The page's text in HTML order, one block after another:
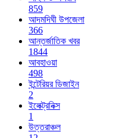
859
আদমদিঘী উপজেলা
366
আন্তর্জাতিক খবর
1844
আবহাওয়া
498
ইন্টেরিয়র ডিজাইন
2
ইলেক্ট্রনিক্স
1
উত্তরাঞ্চল